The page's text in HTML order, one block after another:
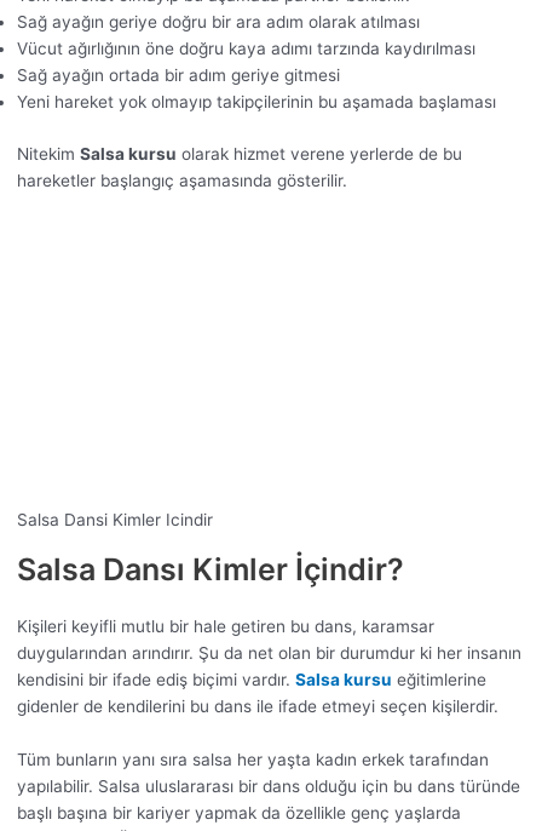
Sağ ayağın geriye doğru bir ara adım olarak atılması
Vücut ağırlığının öne doğru kaya adımı tarzında kaydırılması
Sağ ayağın ortada bir adım geriye gitmesi
Yeni hareket yok olmayıp takipçilerinin bu aşamada başlaması
Nitekim Salsa kursu olarak hizmet verene yerlerde de bu
hareketler başlangıç aşamasında gösterilir.
Salsa Dansi Kimler Icindir
Salsa Dansı Kimler İçindir?
Kişileri keyifli mutlu bir hale getiren bu dans, karamsar
duygularından arındırır. Şu da net olan bir durumdur ki her insanın
kendisini bir ifade ediş biçimi vardır. Salsa kursu eğitimlerine
gidenler de kendilerini bu dans ile ifade etmeyi seçen kişilerdir.
Tüm bunların yanı sıra salsa her yaşta kadın erkek tarafından
yapılabilir. Salsa uluslararası bir dans olduğu için bu dans türünde
başlı başına bir kariyer yapmak da özellikle genç yaşlarda